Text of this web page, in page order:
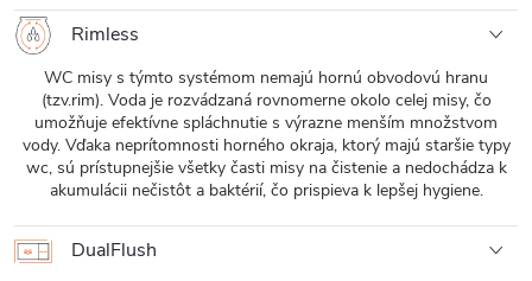
Rimless
WC misy s týmto systémom nemajú hornú obvodovú hranu
(tzv.rim). Voda je rozvádzaná rovnomerne okolo celej misy, čo
umožňuje efektívne spláchnutie s výrazne menším množstvom
vody. Vďaka neprítomnosti horného okraja, ktorý majú staršie typy
wc, sú prístupnejšie všetky časti misy na čistenie a nedochádza k
akumulácii nečistôt a baktérií, čo prispieva k lepšej hygiene.
DualFlush